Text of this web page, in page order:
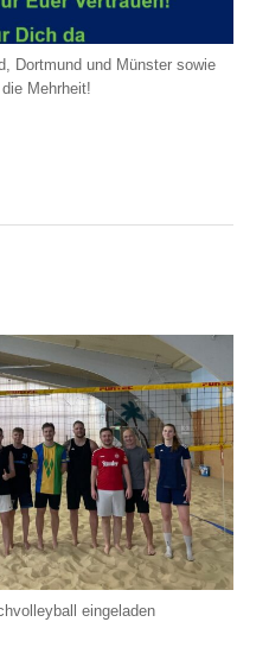
Dortmund und Münster sowie
Mehrheit!
eingeladen